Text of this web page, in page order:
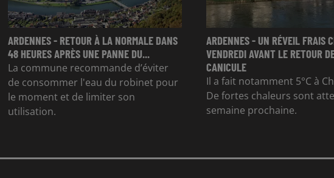
ARDENNES - RETOUR À LA NORMALE DANS
48 HEURES APRÈS UNE PANNE DU...
La commune recommande d’éviter
de consommer l'eau du robinet pour
le moment et de limiter son
utilisation.
ARDENNES - UN RÉVEIL FRAIS
VENDREDI AVANT LE RETOUR
CANICULE
Il a fait notamment 5°C à
De fortes chaleurs sont
semaine prochaine.